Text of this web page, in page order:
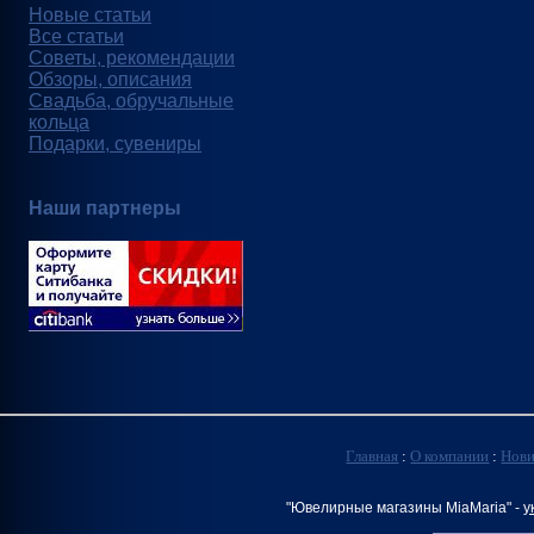
Новые статьи
Все статьи
Советы, рекомендации
Обзоры, описания
Свадьба, обручальные
кольца
Подарки, сувениры
Наши партнеры
Главная :О компании :
"Ювелирные магазины MiaMaria" -